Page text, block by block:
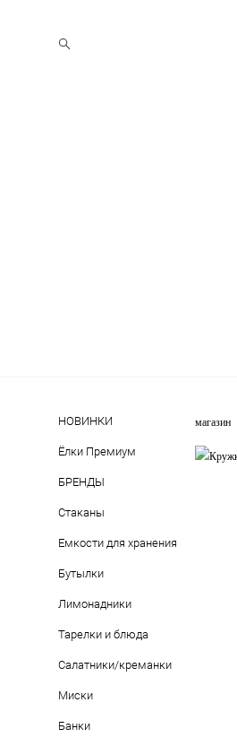
НОВИНКИ
Ёлки Премиум
БРЕНДЫ
Стаканы
Емкости для хранения
Бутылки
Лимонадники
Тарелки и блюда
Салатники/креманки
Миски
Банки
магазин